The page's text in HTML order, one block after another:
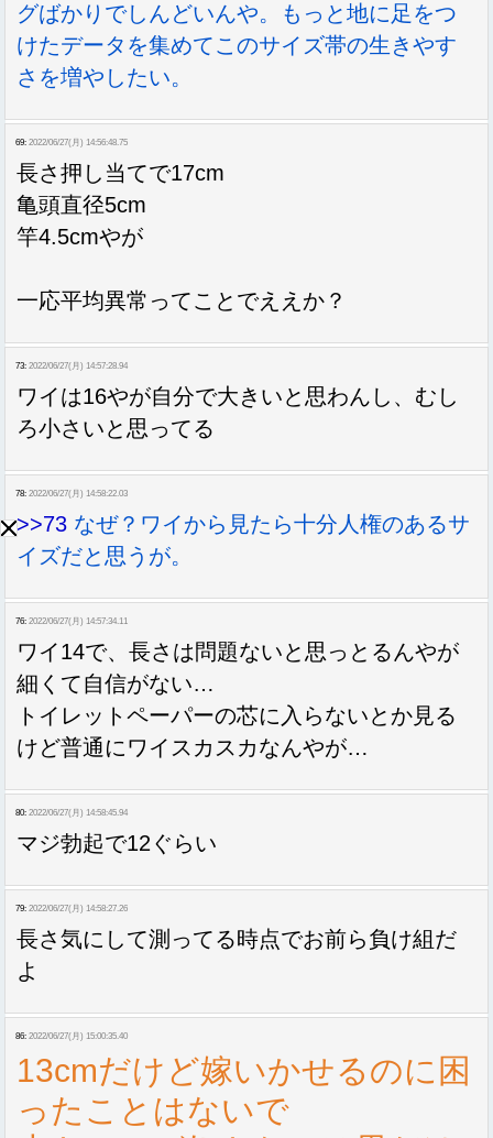
グばかりでしんどいんや。もっと地に足をつ
けたデータを集めてこのサイズ帯の生きやす
さを増やしたい。
69: 2022/06/27(月) 14:56:48.75
長さ押し当てで17cm
亀頭直径5cm
竿4.5cmやが
一応平均異常ってことでええか？
73: 2022/06/27(月) 14:57:28.94
ワイは16やが自分で大きいと思わんし、むし
ろ小さいと思ってる
78: 2022/06/27(月) 14:58:22.03
>>73 なぜ？ワイから見たら十分人権のあるサ
イズだと思うが。
76: 2022/06/27(月) 14:57:34.11
ワイ14で、長さは問題ないと思っとるんやが
細くて自信がない…
トイレットペーパーの芯に入らないとか見る
けど普通にワイスカスカなんやが…
80: 2022/06/27(月) 14:58:45.94
マジ勃起で12ぐらい
79: 2022/06/27(月) 14:58:27.26
長さ気にして測ってる時点でお前ら負け組だ
よ
86: 2022/06/27(月) 15:00:35.40
13cmだけど嫁いかせるのに困
ったことはないで
Sponsored Link